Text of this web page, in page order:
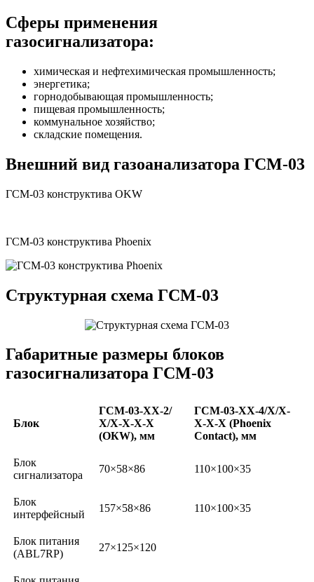
Сферы применения
газосигнализатора:
химическая и нефтехимическая промышленность;
энергетика;
горнодобывающая промышленность;
пищевая промышленность;
коммунальное хозяйство;
складские помещения.
Внешний вид газоанализатора ГСМ-03
ГСМ-03 конструктива OKW
ГСМ-03 конструктива Phoenix
Структурная схема ГСМ-03
Габаритные размеры блоков
газосигнализатора ГСМ-03
Блок
ГСМ-03-ХХ-2/
Х/Х-Х-Х-Х
(ОКW), мм
ГСМ-03-ХХ-4/X/Х-
Х-Х-X (Phoenix
Contact), мм
Блок
сигнализатора
70×58×86 110×100×35
Блок
интерфейсный
157×58×86 110×100×35
Блок питания
(ABL7RP)
27×125×120